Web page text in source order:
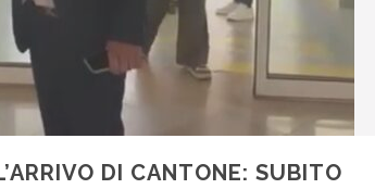
DI CANTONE: SUBITO